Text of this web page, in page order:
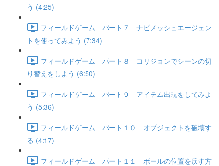
う (4:25)
フィールドゲーム パート７ ナビメッシュエージェン
トを使ってみよう (7:34)
フィールドゲーム パート８ コリジョンでシーンの切
り替えをしよう (6:50)
フィールドゲーム パート９ アイテム出現をしてみよ
う (5:36)
フィールドゲーム パート１０ オブジェクトを破壊す
る (4:17)
フィールドゲーム パート１１ ボールの位置を戻す方